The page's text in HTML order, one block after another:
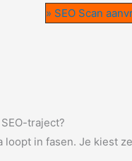
» SEO Scan
traject?
loopt in fasen. Je kiest